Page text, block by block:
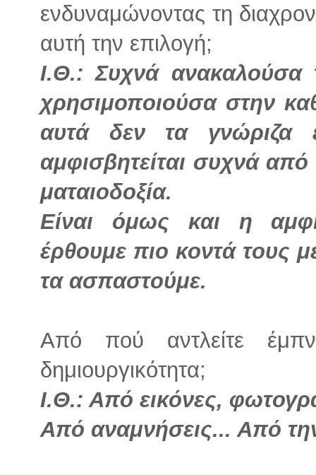
ενδυναμώνοντας τη
αυτή την επιλογή;
Ι.Θ.: Συχνά ανακαλούσα
χρησιμοποιούσα στην
αυτά δεν τα γνώριζα
αμφισβητείται συχνά
ματαιοδοξία.
Είναι όμως και η
έρθουμε πιο κοντά τους
τα ασπαστούμε.
Από πού αντλείτε
δημιουργικότητα;
Ι.Θ.: Από εικόνες,
Από αναμνήσεις... Από